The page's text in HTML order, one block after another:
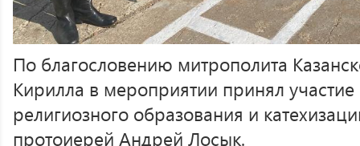
По благословению митрополита
Кирилла в мероприятии принял участие
религиозного образования и
протоиерей Андрей Лосык.